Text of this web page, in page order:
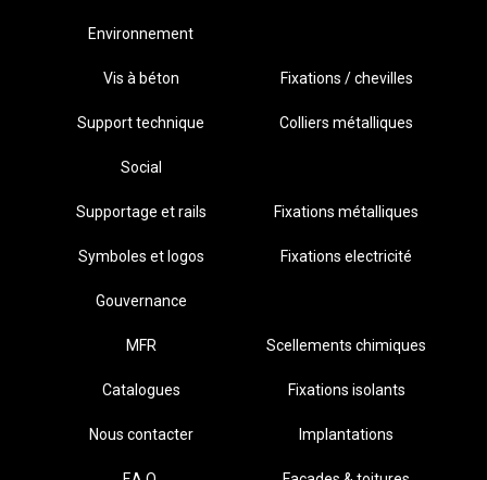
Environnement
Vis à béton Fixations / chevilles
Support technique Colliers métalliques
Social
Supportage et rails Fixations métalliques
Symboles et logos Fixations electricité
Gouvernance
MFR Scellements chimiques
Catalogues Fixations isolants
Nous contacter Implantations